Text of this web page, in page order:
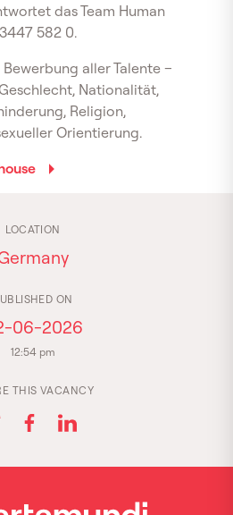
das Team Human
582 0.
aller Talente –
Nationalität,
Religion,
Orientierung.
LOCATION
ON
06-2026
12:54 pm
THIS VACANCY